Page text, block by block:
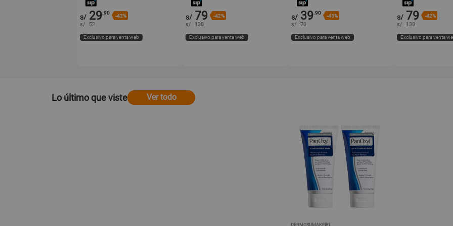
s/ 29.90
-42%
s/ 52
Exclusivo para venta web
s/ 79 -42%
s/ 138
Exclusivo para venta web
s/ 39.90
-43%
s/ 70
Exclusivo para venta web
s/ 79 -42%
s/ 138
Exclusivo para venta
Lo último que viste Ver todo
DERMOSUMAKEIRL